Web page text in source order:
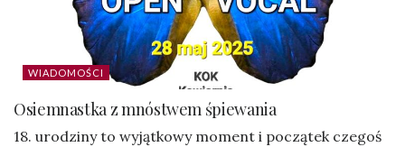
WIADOMOŚCI
Osiemnastka z mnóstwem śpiewania
18. urodziny to wyjątkowy moment i początek czegoś